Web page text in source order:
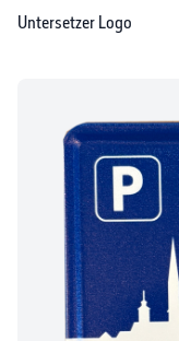
Untersetzer Logo